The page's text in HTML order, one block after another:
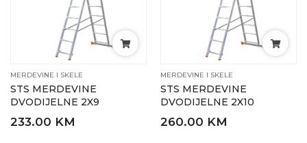
MERDEVINE I SKELE
STS MERDEVINE
DVODIJELNE 2X9
233.00 KM
MERDEVINE I SKELE
STS MERDEVINE
DVODIJELNE 2X10
260.00 KM